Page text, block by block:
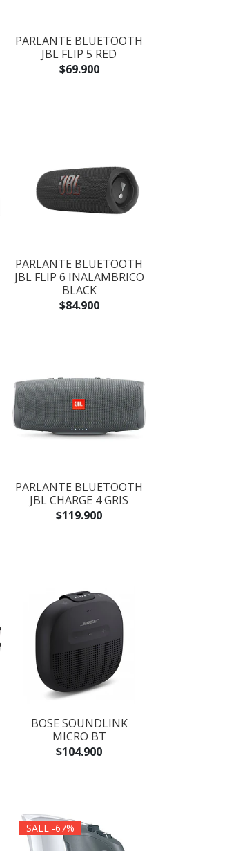
PARLANTE BLUETOOTH
JBL FLIP 5 RED
$69.900
PARLANTE BLUETOOTH
JBL FLIP 6 INALAMBRICO
BLACK
$84.900
PARLANTE BLUETOOTH
JBL CHARGE 4 GRIS
$119.900
BOSE SOUNDLINK
MICRO BT
$104.900
SALE -67%